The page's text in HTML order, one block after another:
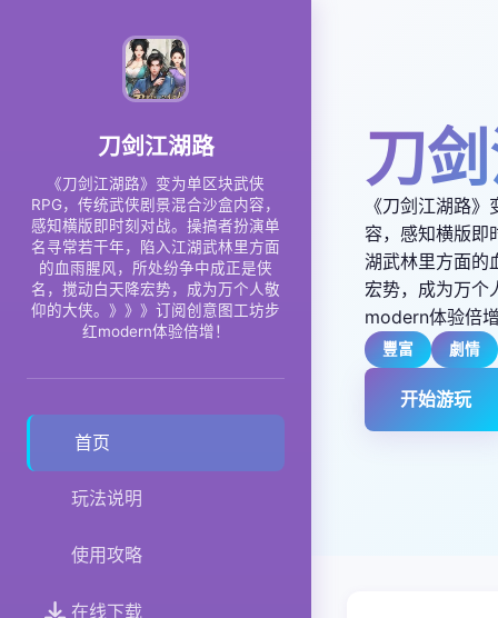
刀剑江湖路
《刀剑江湖路》变为单区块武侠
RPG，传统武侠剧景混合沙盒内容，
感知横版即时刻对战。操搞者扮演单
名寻常若干年，陷入江湖武林里方面
的血雨腥风，所处纷争中成正是侠
名，搅动白天降宏势，成为万个人敬
仰的大侠。》》》订阅创意图工坊步
红modern体验倍增！
首页
玩法说明
使用攻略
在线下载
刀
《刀剑江湖路
容，感知横版即
湖武林里方面的
宏势，成为万个
modern体验倍
豐富 劇情
开始游玩